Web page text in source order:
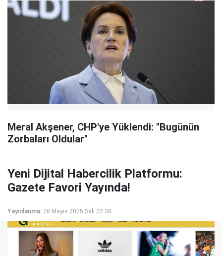
Meral Akşener, CHP'ye Yüklendi: "Bugünün
Zorbaları Oldular"
Yeni Dijital Habercilik Platformu:
Gazete Favori Yayında!
Yayınlanma: 20 Mayıs 2025 Salı 22:38